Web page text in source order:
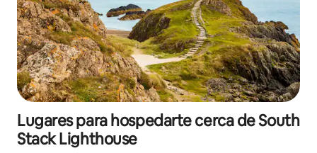
Lugares para hospedarte cerca de South
Stack Lighthouse